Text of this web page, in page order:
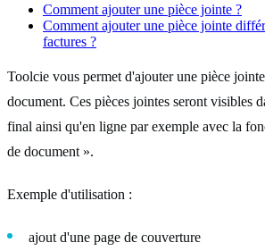
Comment ajouter une pièce jointe ?
Comment ajouter une pièce jointe
factures ?
Toolcie vous permet d'ajouter une pièce
document. Ces pièces jointes seront visibles
final ainsi qu'en ligne par exemple avec la
de document ».
Exemple d'utilisation :
ajout d'une page de couverture